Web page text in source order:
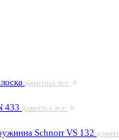
дивитись все
433 дивитись все
Schnorr VS 132